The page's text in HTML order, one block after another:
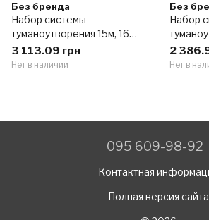
Без бренда
Набор системы
туманоутворения 15м, 16
форсунок – SPTZ02-15-60-
DIY
3 113.09 грн
Нет в наличии
Без
Набор
DIY
2
Нет в
095 609-98-92
Контактная
Полная версия сайта